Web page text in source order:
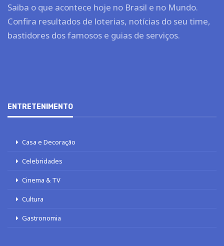
Saiba o que acontece hoje no Brasil e no Mundo.
Confira resultados de loterias, notícias do seu time,
bastidores dos famosos e guias de serviços.
ENTRETENIMENTO
Casa e Decoração
Celebridades
Cinema & TV
Cultura
Gastronomia